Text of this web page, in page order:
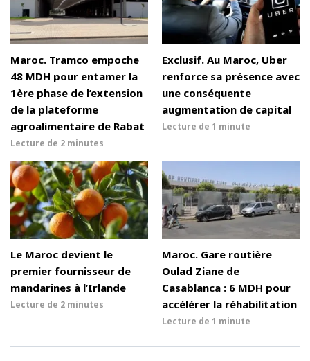
Maroc. Tramco empoche
48 MDH pour entamer la
1ère phase de l’extension
de la plateforme
agroalimentaire de Rabat
Lecture de 2 minutes
Exclusif. Au Maroc, Uber
renforce sa présence avec
une conséquente
augmentation de capital
Lecture de 1 minute
Le Maroc devient le
premier fournisseur de
mandarines à l’Irlande
Lecture de 2 minutes
Maroc. Gare routière
Oulad Ziane de
Casablanca : 6 MDH pour
accélérer la réhabilitation
Lecture de 1 minute